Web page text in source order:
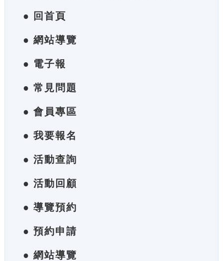
● 回首頁
● 網站導覽
● 電子報
● 常見問題
● 會員專區
● 我要報名
● 活動查詢
● 活動回顧
● 導覽預約
● 預約申請
● 網站導覽